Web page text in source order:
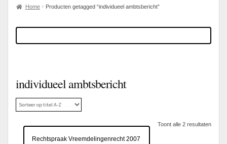
Home Producten getagged “individueel ambtsbericht”
individueel ambtsbericht
Toont alle 2 resultaten
Rechtspraak Vreemdelingenrecht 2007